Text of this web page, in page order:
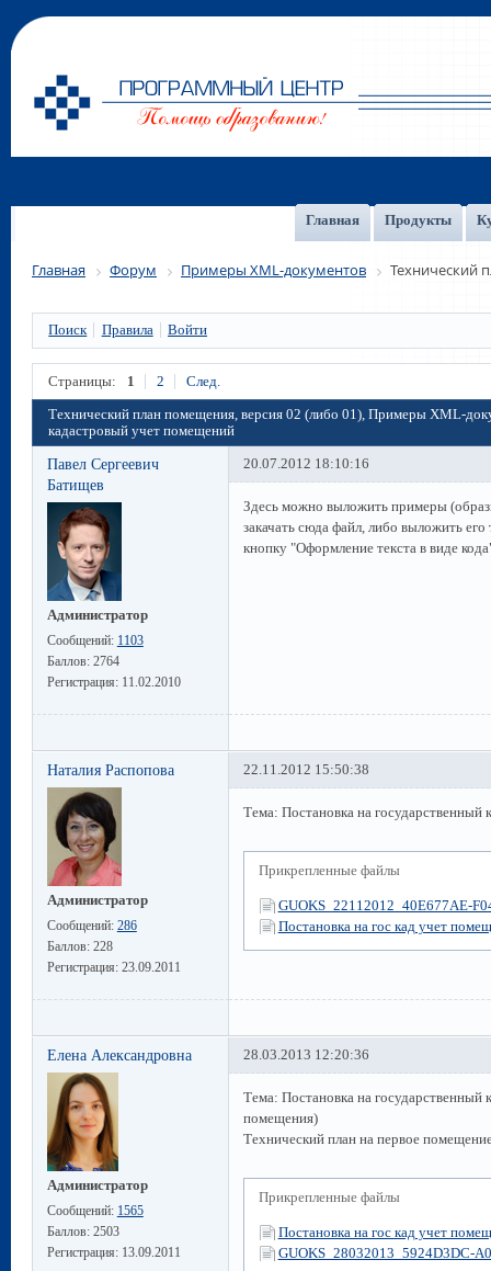
Главная Продукты
Главная Форум Примеры XML-документов Технический
Поиск Правила Войти
Страницы: 1 2 След.
Технический план помещения, версия 02 (либо 01), Примеры XML-
кадастровый учет помещений
Павел Сергеевич
Батищев
Администратор
Сообщений: 1103
Баллов: 2764
Регистрация: 11.02.2010
20.07.2012 18:10:16
Здесь можно выложить примеры
закачать сюда файл, либо выложить
кнопку "Оформление текста в виде
Наталия Распопова
Администратор
Сообщений: 286
Баллов: 228
Регистрация: 23.09.2011
22.11.2012 15:50:38
Тема: Постановка на государственный
Прикрепленные файлы
GUOKS_22112012_40E677AE-
Постановка на гос кад учет
Елена Александровна
Администратор
Сообщений: 1565
Баллов: 2503
Регистрация: 13.09.2011
28.03.2013 12:20:36
Тема: Постановка на государственный
помещения)
Технический план на первое
Прикрепленные файлы
Постановка на гос кад учет
GUOKS_28032013_5924D3DC-